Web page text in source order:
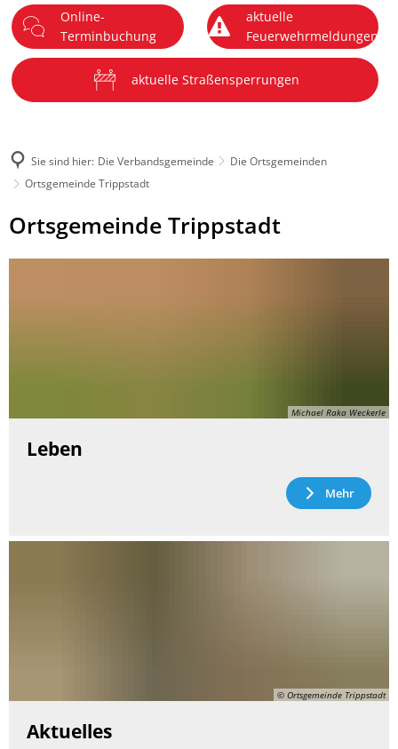
Menü
Online-
Terminbuchung
aktuelle
Feuerwehrmeldungen
aktuelle Straßensperrungen
Sie sind hier: Die Verbandsgemeinde
Die Ortsgemeinden
Ortsgemeinde Trippstadt
Ortsgemeinde
Trippstadt
Ortsgemeinde Trippstadt
Michael Raka Weckerle
Leben
Mehr
© Ortsgemeinde Trippstadt
Aktuelles